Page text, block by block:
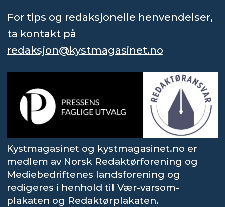
For tips og redaksjonelle henvendelser,
ta kontakt på
redaksjon@kystmagasinet.no
Kystmagasinet og kystmagasinet.no er
medlem av Norsk Redaktørforening og
Mediebedriftenes landsforening og
redigeres i henhold til Vær-varsom-
plakaten og Redaktørplakaten.